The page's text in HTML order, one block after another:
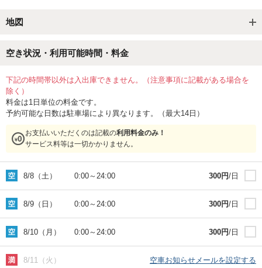
地図
空き状況・利用可能時間・料金
下記の時間帯以外は入出庫できません。（注意事項に記載がある場合を
除く）
料金は1日単位の料金です。
予約可能な日数は駐車場により異なります。（最大14日）
お支払いいただくのは記載の利用料金のみ！
サービス料等は一切かかりません。
8/8（土） 0:00～ 24:00 300円/日
8/9（日） 0:00～ 24:00 300円/日
8/10（月） 0:00～ 24:00 300円/日
8/11（火） 空車お知らせメールを設定する